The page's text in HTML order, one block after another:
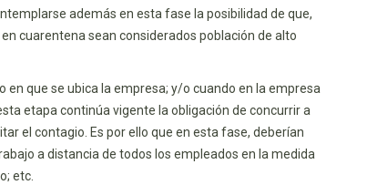
además en esta fase la posibilidad de que,
cuarentena sean considerados población de alto
que se ubica la empresa; y/o cuando en la empresa
etapa continúa vigente la obligación de concurrir a
el contagio. Es por ello que en esta fase, deberían
a distancia de todos los empleados en la medida
etc.